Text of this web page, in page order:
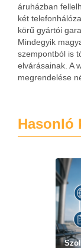
áruházban
két
körű gyártói
Mindegyik
szempontból is
elvárásainak. A
megrendelése
Hasonló